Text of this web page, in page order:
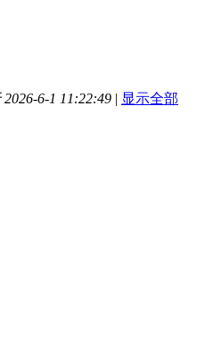
6-1 11:22:49 | 显示全部